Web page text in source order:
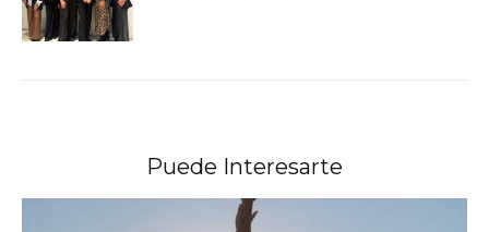
Puede Interesarte